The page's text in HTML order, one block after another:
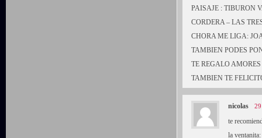
PAISAJE : TIBURON
CORDERA – LAS
CHORA ME LIGA:
TAMBIEN PODES
TE REGALO
TAMBIEN TE
nicolas
te
la